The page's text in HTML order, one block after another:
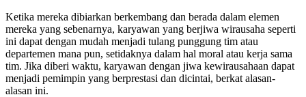
Ketika mereka dibiarkan berkembang dan berada dalam elemen
mereka yang sebenarnya, karyawan yang berjiwa wirausaha seperti
ini dapat dengan mudah menjadi tulang punggung tim atau
departemen mana pun, setidaknya dalam hal moral atau kerja sama
tim. Jika diberi waktu, karyawan dengan jiwa kewirausahaan dapat
menjadi pemimpin yang berprestasi dan dicintai, berkat alasan-
alasan ini.